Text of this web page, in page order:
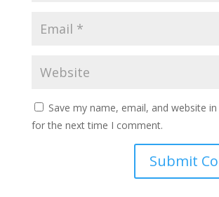
Save my name, email, and website
for the next time I comment.